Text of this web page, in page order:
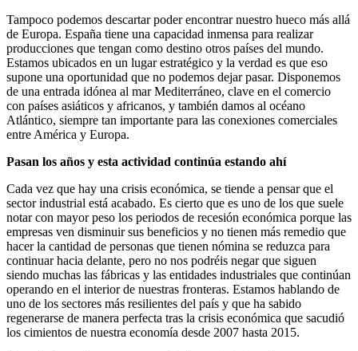
Tampoco podemos descartar poder encontrar nuestro hueco más allá
de Europa. España tiene una capacidad inmensa para realizar
producciones que tengan como destino otros países del mundo.
Estamos ubicados en un lugar estratégico y la verdad es que eso
supone una oportunidad que no podemos dejar pasar. Disponemos
de una entrada idónea al mar Mediterráneo, clave en el comercio
con países asiáticos y africanos, y también damos al océano
Atlántico, siempre tan importante para las conexiones comerciales
entre América y Europa.
Pasan los años y esta actividad continúa estando ahí
Cada vez que hay una crisis económica, se tiende a pensar que el
sector industrial está acabado. Es cierto que es uno de los que suele
notar con mayor peso los periodos de recesión económica porque las
empresas ven disminuir sus beneficios y no tienen más remedio que
hacer la cantidad de personas que tienen nómina se reduzca para
continuar hacia delante, pero no nos podréis negar que siguen
siendo muchas las fábricas y las entidades industriales que continúan
operando en el interior de nuestras fronteras. Estamos hablando de
uno de los sectores más resilientes del país y que ha sabido
regenerarse de manera perfecta tras la crisis económica que sacudió
los cimientos de nuestra economía desde 2007 hasta 2015.